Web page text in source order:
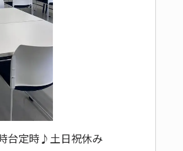
台定時♪土日祝休み